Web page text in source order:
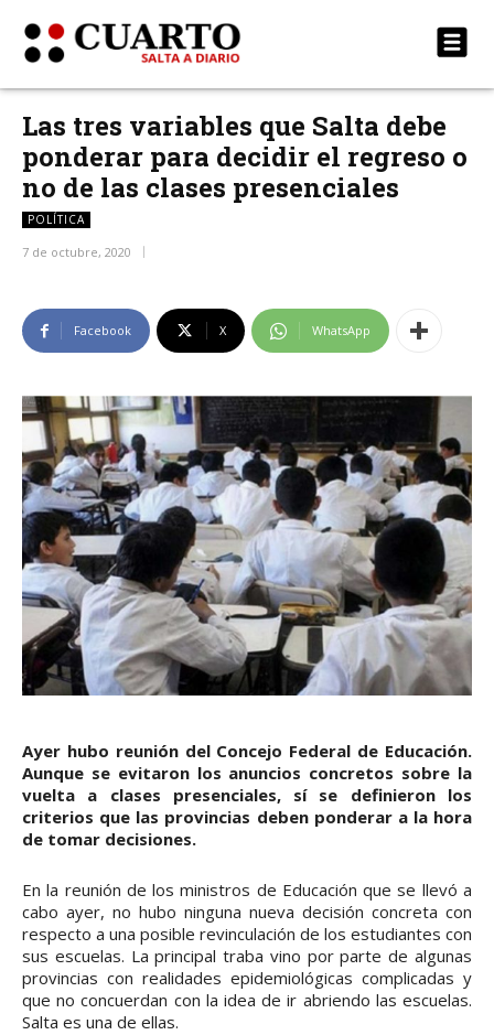
Las tres variables que Salta debe
ponderar para decidir el regreso o
no de las clases presenciales
POLÍTICA
7 de octubre, 2020
Facebook X WhatsApp
Ayer hubo reunión del Concejo Federal de Educación.
Aunque se evitaron los anuncios concretos sobre la
vuelta a clases presenciales, sí se definieron los
criterios que las provincias deben ponderar a la hora
de tomar decisiones.
En la reunión de los ministros de Educación que se llevó a
cabo ayer, no hubo ninguna nueva decisión concreta con
respecto a una posible revinculación de los estudiantes con
sus escuelas. La principal traba vino por parte de algunas
provincias con realidades epidemiológicas complicadas y
que no concuerdan con la idea de ir abriendo las escuelas.
Salta es una de ellas.